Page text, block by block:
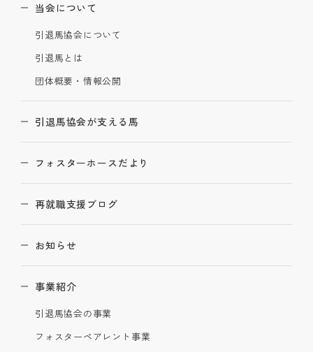
当会について
引退馬協会について
引退馬とは
団体概要・情報公開
引退馬協会が支える馬
フォスターホースだより
再就職支援ブログ
お知らせ
事業紹介
引退馬協会の事業
フォスターペアレント事業